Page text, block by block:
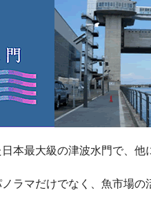
本最大級の津波水門で、他
ラマだけでなく、魚市場